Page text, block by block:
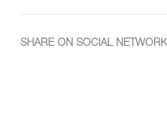
SHARE ON SOCIAL